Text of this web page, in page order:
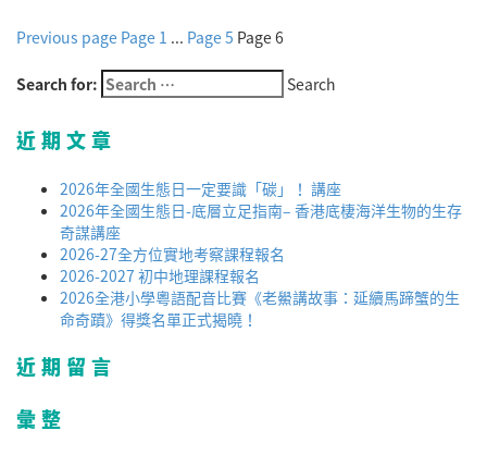
Previous page Page 1 ... Page5 Page6
Search for: Search
近期文章
2026年全國生態日一定要識「碳」！ 講座
2026年全國生態日-底層立足指南– 香港底棲海洋生物的生存
奇謀講座
2026-27全方位實地考察課程報名
2026-2027 初中地理課程報名
2026全港小學粵語配音比賽《老鱟講故事：延續馬蹄蟹的生
命奇蹟》得獎名單正式揭曉！
近期留言
彙整